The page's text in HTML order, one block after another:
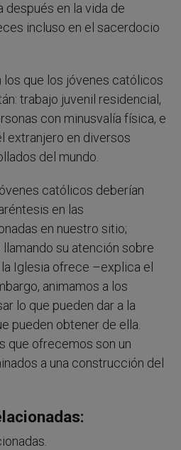
después en la vida de
incluso en el sacerdocio
que los jóvenes católicos
trabajo juvenil residencial,
con minusvalía física, e
extranjero en diversos
del mundo.
católicos deberían
en las
en nuestro sitio;
su atención sobre
Iglesia ofrece –explica el
animamos a los
lo que pueden dar a la
pueden obtener de ella.
que ofrecemos son un
a una construcción del